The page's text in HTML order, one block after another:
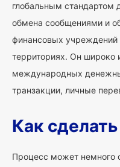
глобальным стандартом
обмена сообщениями и
финансовых учреждений
территориях. Он широко
международных
транзакции, личные
Как
Процесс может немного